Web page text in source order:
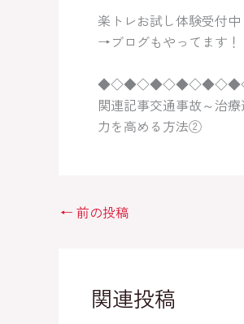
楽トレお試し体験受付中
→ブログもやってます！
関連記事交通事故～治
力を高める方法②
← 前の投稿
関連投稿